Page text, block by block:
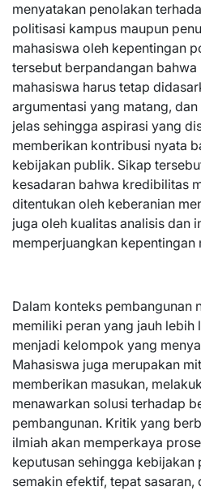
menyatakan penolakan
politisasi kampus maupun
mahasiswa oleh kepentingan
tersebut berpandangan
mahasiswa harus tetap
argumentasi yang matang,
jelas sehingga aspirasi yang
memberikan kontribusi nyata
kebijakan publik. Sikap
kesadaran bahwa kredibilitas
ditentukan oleh keberanian
juga oleh kualitas analisis dan
memperjuangkan kepentingan
Dalam konteks pembangunan
memiliki peran yang jauh
menjadi kelompok yang
Mahasiswa juga merupakan
memberikan masukan,
menawarkan solusi terhadap
pembangunan. Kritik yang
ilmiah akan memperkaya
keputusan sehingga kebijakan
semakin efektif, tepat sasaran,